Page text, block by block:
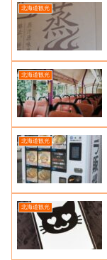
北海道観光
北海道観光
北海道観光
北海道観光